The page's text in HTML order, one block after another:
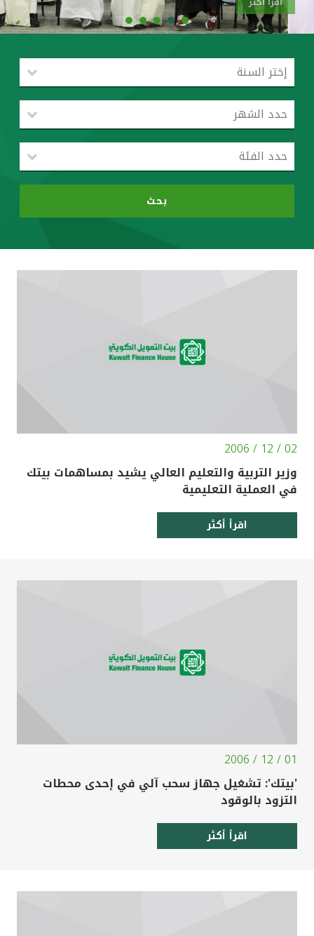
القنوات المصرفية
أدوات وخدمات
خدمات ما بعد البيع
اتصل بنا
مواقع الفروع وأجهزة الصرف الآلي
ماليزيا
مملكة البحرين
بحث
02 / 12 / 2006
وزير التربية والتعليم العالي يشيد بمساهمات بيتك
في العملية التعليمية
اقرأ أكثر
01 / 12 / 2006
'بيتك': تشغيل جهاز سحب آلي في إحدى محطات
التزود بالوقود
اقرأ أكثر